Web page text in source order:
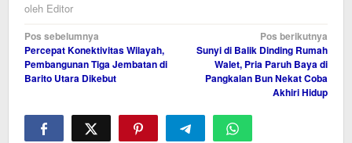
oleh Editor
Navigasi
pos
Pos sebelumnya
Percepat Konektivitas Wilayah,
Pembangunan Tiga Jembatan di
Barito Utara Dikebut
Pos berikutnya
Sunyi di Balik Dinding Rumah
Walet, Pria Paruh Baya di
Pangkalan Bun Nekat Coba
Akhiri Hidup